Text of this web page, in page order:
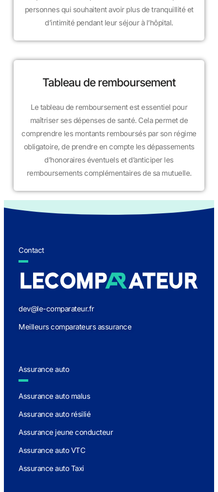
personnes qui souhaitent avoir plus de tranquillité et
d’intimité pendant leur séjour à l’hôpital.
Tableau de remboursement
Le tableau de remboursement est essentiel pour
maîtriser ses dépenses de santé. Cela permet de
comprendre les montants remboursés par son régime
obligatoire, de prendre en compte les dépassements
d’honoraires éventuels et d’anticiper les
remboursements complémentaires de sa mutuelle.
Contact
dev@le-comparateur.fr
Meilleurs comparateurs assurance
Assurance auto
Assurance auto malus
Assurance auto résilié
Assurance jeune conducteur
Assurance auto VTC
Assurance auto Taxi